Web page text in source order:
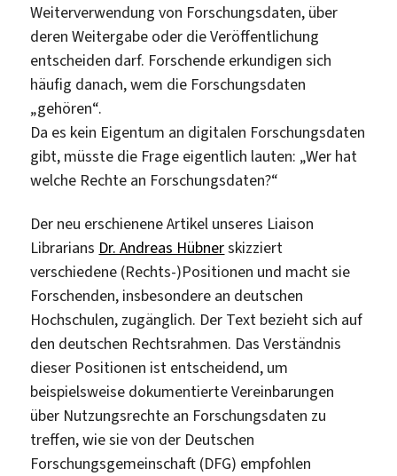
Weiterverwendung von Forschungsdaten, über
deren Weitergabe oder die Veröffentlichung
entscheiden darf. Forschende erkundigen sich
häufig danach, wem die Forschungsdaten
„gehören“.
Da es kein Eigentum an digitalen Forschungsdaten
gibt, müsste die Frage eigentlich lauten: „Wer hat
welche Rechte an Forschungsdaten?“
Der neu erschienene Artikel unseres Liaison
Librarians Dr. Andreas Hübnerskizziert
verschiedene (Rechts-)Positionen und macht sie
Forschenden, insbesondere an deutschen
Hochschulen, zugänglich. Der Text bezieht sich auf
den deutschen Rechtsrahmen. Das Verständnis
dieser Positionen ist entscheidend, um
beispielsweise dokumentierte Vereinbarungen
über Nutzungsrechte an Forschungsdaten zu
treffen, wie sie von der Deutschen
Forschungsgemeinschaft (DFG) empfohlen